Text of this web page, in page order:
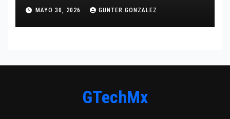
MAYO 30, 2026 GUNTER.GONZALEZ
GTechMx